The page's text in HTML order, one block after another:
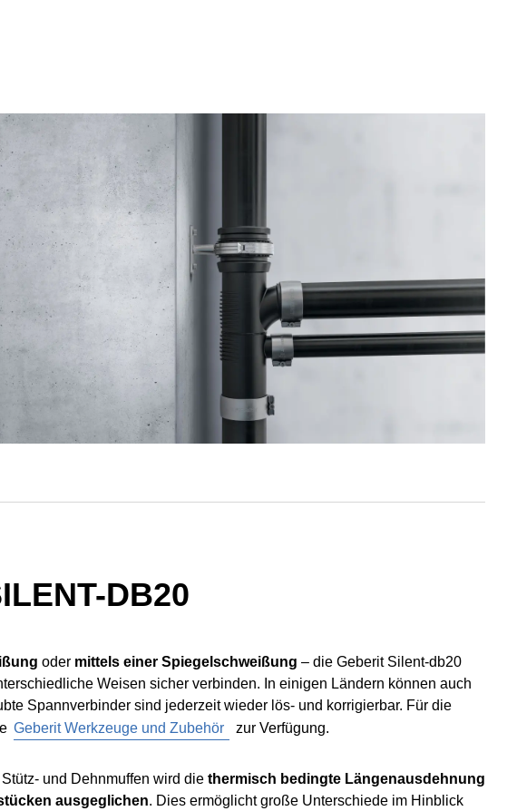
DB20
oder mittels einer Spiegelschweißung – die Geberit Silent-db20
Weisen sicher verbinden. In einigen Ländern können auch
Spannverbinder sind jederzeit wieder lös- und korrigierbar. Für die
Geberit Werkzeuge und Zubehör zur Verfügung.
und Dehnmuffen wird die thermisch bedingte Längenausdehnung
ausgeglichen. Dies ermöglicht große Unterschiede im Hinblick